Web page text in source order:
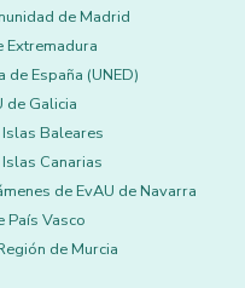
de Madrid
Extremadura
de España (UNED)
de Galicia
Baleares
Canarias
de EvAU de Navarra
País Vasco
de Murcia